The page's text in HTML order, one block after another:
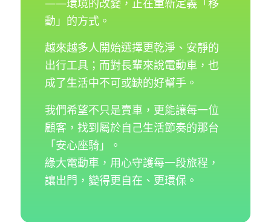
——環境的改變，正在重新定義「移
動」的方式。
越來越多人開始選擇更乾淨、安靜的
出行工具；而對長輩來說電動車，也
成了生活中不可或缺的好幫手。
我們希望不只是賣車，更能讓每一位
顧客，找到屬於自己生活節奏的那台
「安心座騎」。
綠大電動車，用心守護每一段旅程，
讓出門，變得更自在、更環保。